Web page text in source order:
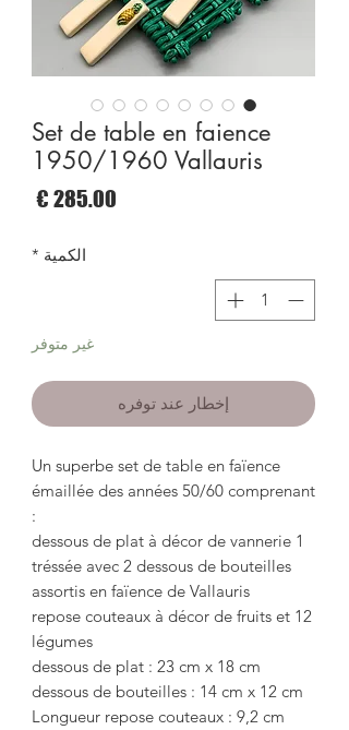
Set de table en faience
1950/1960 Vallauris
الكمية *
غير متوفر
إخطار عند توفره
Un superbe set de table en faïence
émaillée des années 50/60 comprenant
:
1 dessous de plat à décor de vannerie
tréssée avec 2 dessous de bouteilles
assortis en faïence de Vallauris
12 repose couteaux à décor de fruits et
légumes
dessous de plat : 23 cm x 18 cm
dessous de bouteilles : 14 cm x 12 cm
Longueur repose couteaux : 9,2 cm